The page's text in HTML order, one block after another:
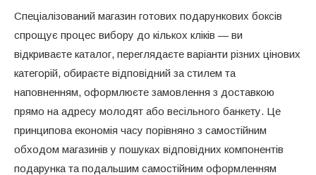
Спеціалізований магазин готових подарункових боксів
спрощує процес вибору до кількох кліків — ви
відкриваєте каталог, переглядаєте варіанти різних цінових
категорій, обираєте відповідний за стилем та
наповненням, оформлюєте замовлення з доставкою
прямо на адресу молодят або весільного банкету. Це
принципова економія часу порівняно з самостійним
обходом магазинів у пошуках відповідних компонентів
подарунка та подальшим самостійним оформленням